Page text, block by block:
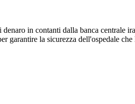
in contanti dalla banca centrale
la sicurezza dell'ospedale